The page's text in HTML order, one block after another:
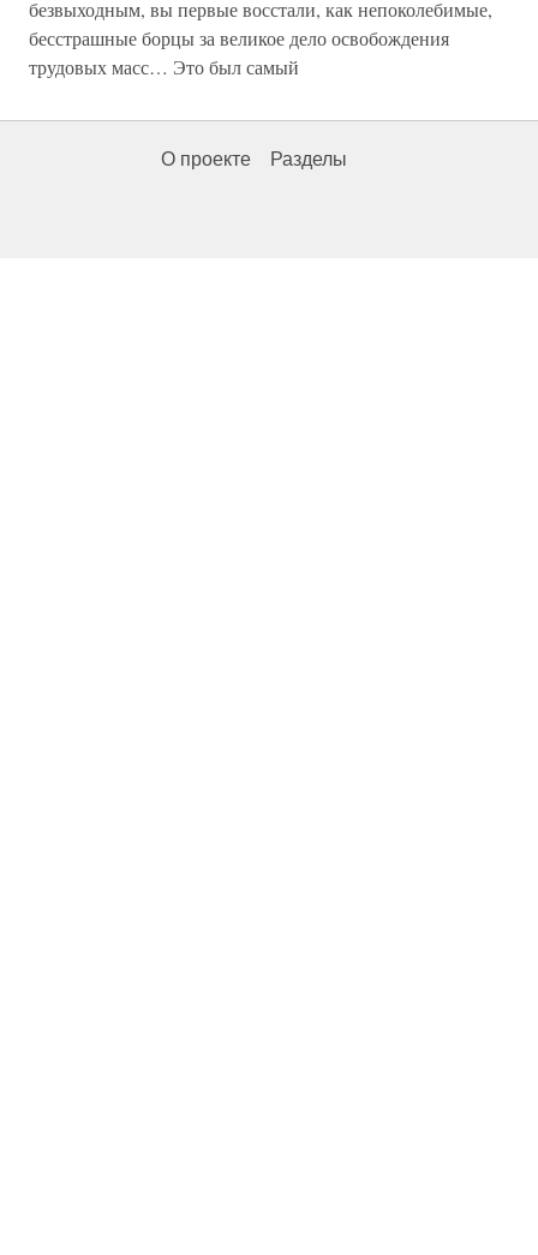
безвыходным, вы первые восстали, как непоколебимые,
бесстрашные борцы за великое дело освобождения
трудовых масс… Это был самый
О проекте Разделы